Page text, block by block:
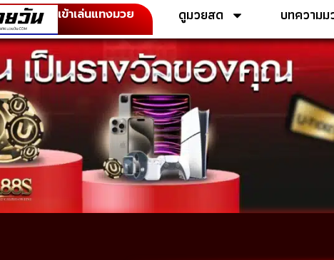
เข้าเล่นแทงมวย ดูมวยสด บทความม